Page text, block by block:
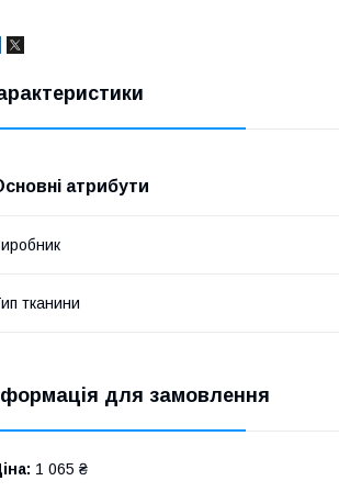
атрибути
тканини
для замовлення
1 065 ₴